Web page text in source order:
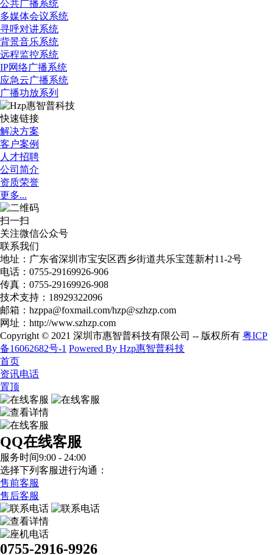
公共广播系统
多媒体会议系统
寻呼对讲系统
背景音乐系统
远程监控系统
IP网络广播系统
应急云广播系统
广播功放系列
快速链接
解决方案
客户案例
人才招聘
公司简介
资质荣誉
更多...
扫一扫
关注微信公众号
联系我们
地址：广东省深圳市宝安区西乡街道共乐宝莲新村11-2号​
电话：0755-29169926-906​
传真：0755-29169926-908
技术支持：18929322096
邮箱：hzppa@foxmail.com/hzp@szhzp.com
网址：http://www.szhzp.com
Copyright © 2021 深圳市惠智普科技有限公司 -- 版权所有 粤ICP
备16062682号-1 Powered By Hzp惠智普科技
首页
资讯电话
置顶
QQ在线客服
服务时间9:00 - 24:00
选择下列客服进行沟通：
售前客服
售后客服
0755-2916-9926